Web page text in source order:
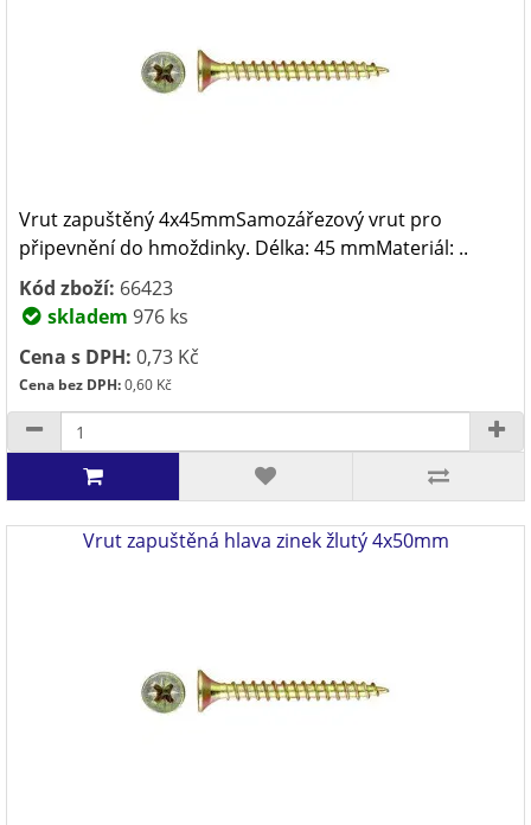
Vrut zapuštěný 4x45mmSamozářezový vrut pro
připevnění do hmoždinky. Délka: 45 mmMateriál: ..
Kód zboží: 66423
skladem 976 ks
Cena s DPH: 0,73 Kč
Cena bez DPH:0,60 Kč
Vrut zapuštěná hlava zinek žlutý 4x50mm